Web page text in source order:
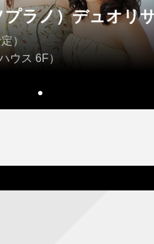
プラノ）デュオリ
）
ウス 6F）